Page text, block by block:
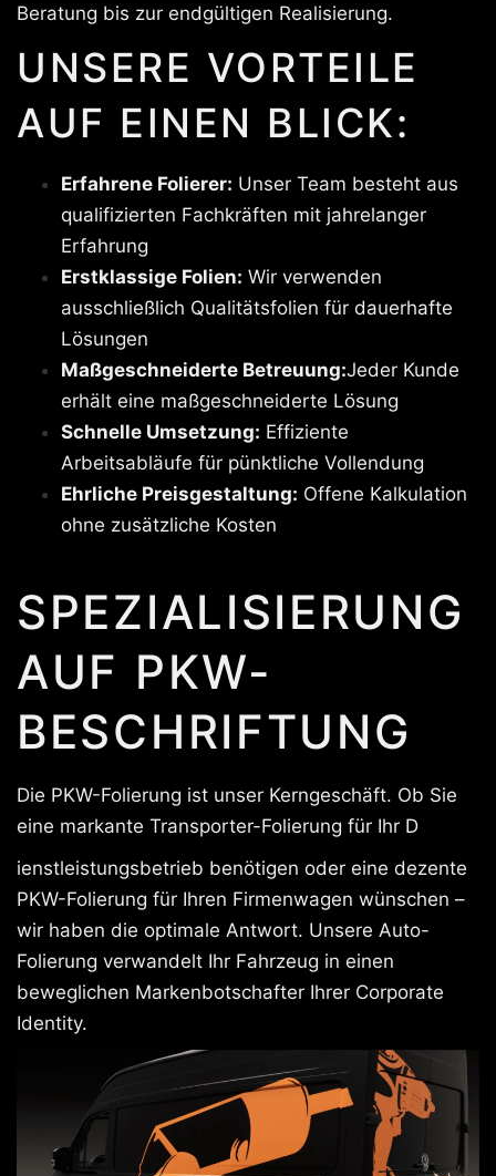
Beratung bis zur endgültigen Realisierung.
UNSERE VORTEILE
AUF EINEN BLICK:
Erfahrene Folierer: Unser Team besteht aus
qualifizierten Fachkräften mit jahrelanger
Erfahrung
Erstklassige Folien: Wir verwenden
ausschließlich Qualitätsfolien für dauerhafte
Lösungen
Maßgeschneiderte Betreuung:Jeder Kunde
erhält eine maßgeschneiderte Lösung
Schnelle Umsetzung: Effiziente
Arbeitsabläufe für pünktliche Vollendung
Ehrliche Preisgestaltung: Offene Kalkulation
ohne zusätzliche Kosten
SPEZIALISIERUNG
AUF PKW-
BESCHRIFTUNG
Die PKW-Folierung ist unser Kerngeschäft. Ob Sie
eine markante Transporter-Folierung für Ihr D
ienstleistungsbetrieb benötigen oder eine dezente
PKW-Folierung für Ihren Firmenwagen wünschen –
wir haben die optimale Antwort. Unsere Auto-
Folierung verwandelt Ihr Fahrzeug in einen
beweglichen Markenbotschafter Ihrer Corporate
Identity.